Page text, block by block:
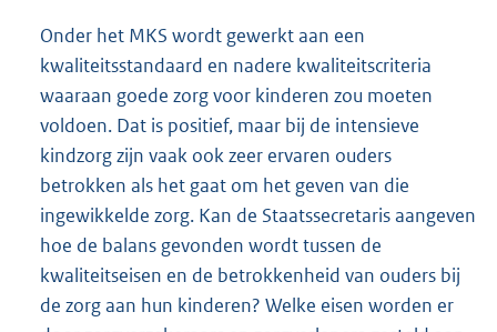
Onder het MKS wordt gewerkt aan een
kwaliteitsstandaard en nadere kwaliteitscriteria
waaraan goede zorg voor kinderen zou moeten
voldoen. Dat is positief, maar bij de intensieve
kindzorg zijn vaak ook zeer ervaren ouders
betrokken als het gaat om het geven van die
ingewikkelde zorg. Kan de Staatssecretaris aangeven
hoe de balans gevonden wordt tussen de
kwaliteitseisen en de betrokkenheid van ouders bij
de zorg aan hun kinderen? Welke eisen worden er